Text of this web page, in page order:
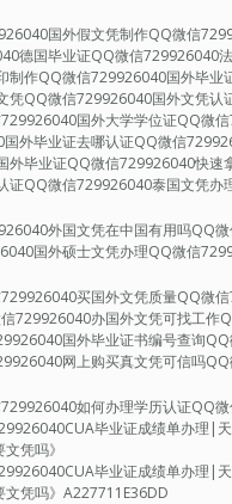
国外假文凭制作QQ微信
德国毕业证QQ微信729926040
制作QQ微信729926040国外毕
凭QQ微信729926040国外文凭
国外大学学位证QQ微
外毕业证去哪认证QQ微信
外毕业证QQ微信729926040快
证QQ微信729926040泰国文凭
外国文凭在中国有用吗QQ
国外硕士文凭办理QQ微信
买国外文凭质量QQ微
729926040办国外文凭可找工
国外毕业证书编号查询
网上购买真文凭可信吗
如何办理学历认证QQ
毕业证成绩单办理|
凭吗》
毕业证成绩单办理|
凭吗》A227711E36DD